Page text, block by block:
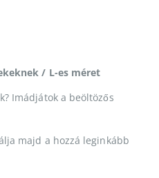
/ L-es méret
Imádjátok a beöltözős
majd a hozzá leginkább